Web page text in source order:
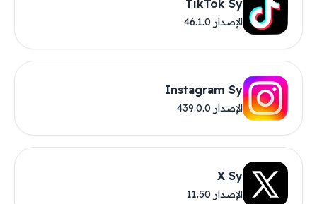
TikTok Sy
الإصدار 46.1.0
Instagram Sy
الإصدار 439.0.0
X Sy
الإصدار 11.50